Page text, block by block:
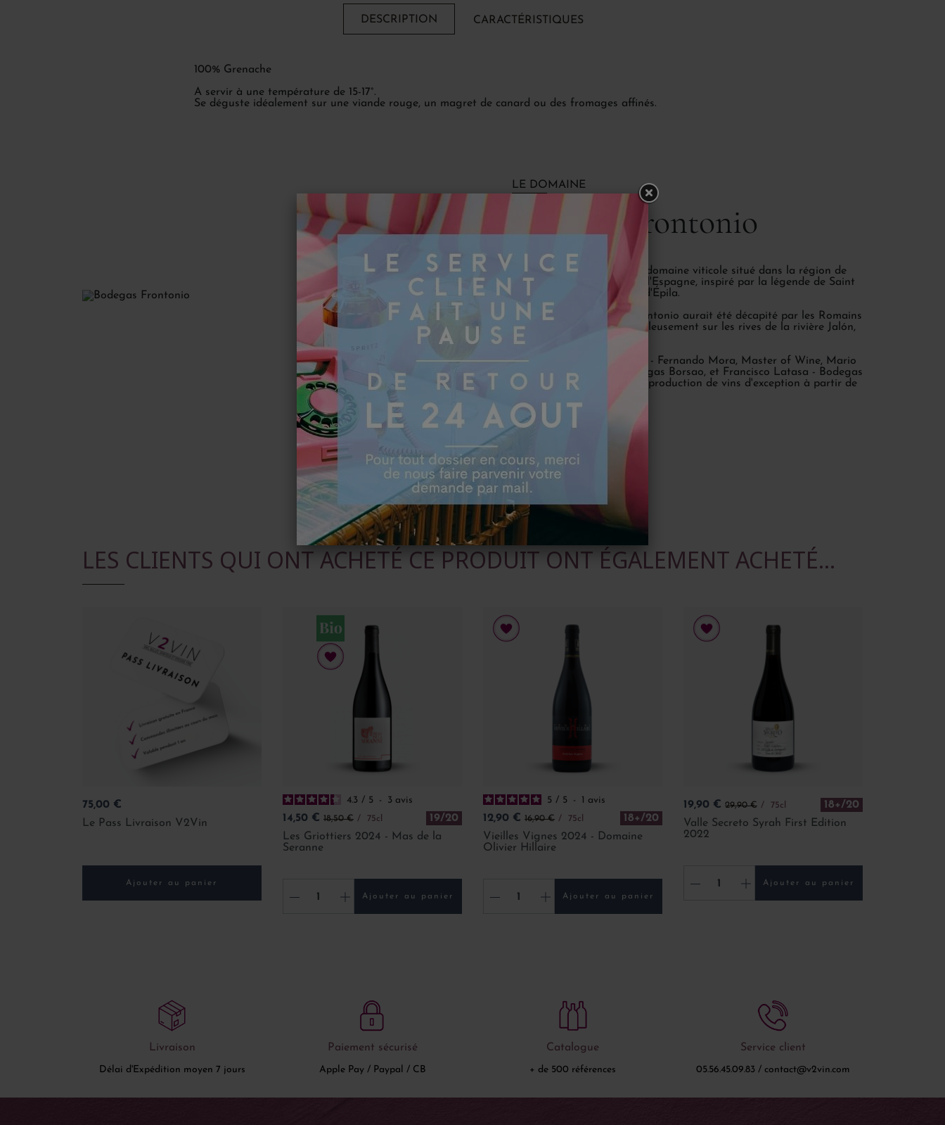
DESCRIPTION CARACTÉRISTIQUES
100% Grenache
A servir à une température de 15-17°.
Se déguste idéalement sur une viande rouge, un magret de canard ou des fromages affinés.
LE DOMAINE
Bodegas Frontonio
Bodegas Frontonio est un domaine viticole situé dans la région de
Valdejalón, au nord-est de l'Espagne, inspiré par la légende de Saint
Frontonio, le saint patron d'Épila.
Selon la légende, Saint Frontonio aurait été décapité par les Romains
et sa tête retrouvée miraculeusement sur les rives de la rivière Jalón,
près du domaine.
Fondé par trois passionnés - Fernando Mora, Master of Wine, Mario
López, œnologue des Bodegas Borsao, et Francisco Latasa - Bodegas
Frontonio se consacre à la production de vins d'exception à partir de
LES CLIENTS QUI ONT ACHETÉ CE PRODUIT ONT ÉGALEMENT ACHETÉ...
Prix
75,00 €
Le Pass Livraison V2Vin
Ajouter au panier
4.3 / 5 - 3 avis
Prix
14,50 € Prix de base
18,50 € 75cl
19/20
Les Griottiers 2024 - Mas de la
Seranne
- + Ajouter au panier
5 / 5 - 1 avis
Prix
12,90 € Prix de base
16,90 € 75cl
18+/20
Vieilles Vignes 2024 - Domaine
Olivier Hillaire
- + Ajouter au panier
Prix
19,90 € Prix de base
29,90 € 75cl
18+/20
Valle Secreto Syrah First Edition
2022
- + Ajouter au panier
Livraison
Délai d'Expédition moyen 7 jours
Paiement sécurisé
Apple Pay / Paypal / CB
Catalogue
+ de 500 références
Service client
05.56.45.09.83 / contact@v2vin.com